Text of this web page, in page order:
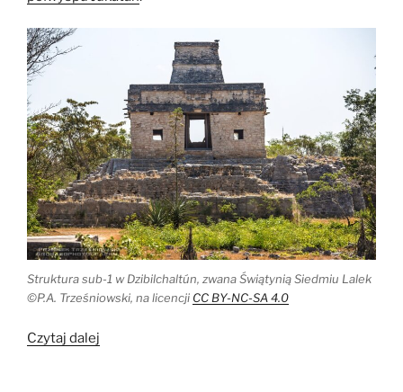
Struktura sub-1 w Dzibilchaltún, zwana Świątynią Siedmiu Lalek
©P.A. Trześniowski, na licencji CC BY-NC-SA 4.0
Czytaj dalej